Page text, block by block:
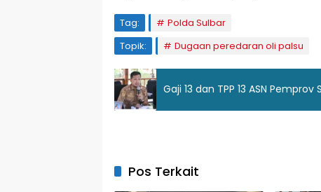
Tag:
Polda Sulbar
Topik:
Dugaan peredaran oli palsu
Gaji 13 dan TPP 13 ASN
Pos Terkait